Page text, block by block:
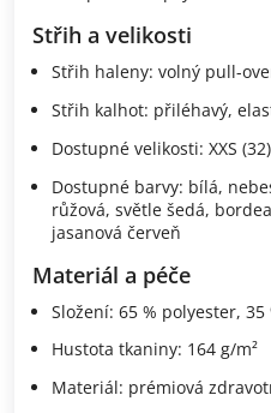
Střih a velikosti
Střih haleny: volný pull-
Střih kalhot: přiléhavý,
Dostupné velikosti: XXS
Dostupné barvy: bílá,
růžová, světle šedá,
jasanová červeň
Materiál a péče
Složení: 65 % polyester, 35
Hustota tkaniny: 164 g/m²
Materiál: prémiová